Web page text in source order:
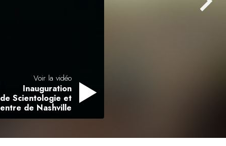
L’éthique et les conditions
La raison de l’oppression
Voir la vidéo
Inauguration
Scientologie et
de Nashville